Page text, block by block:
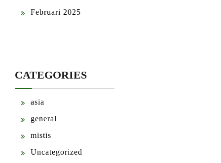
Februari 2025
CATEGORIES
asia
general
mistis
Uncategorized